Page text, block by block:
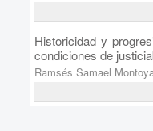
Historicidad y
condiciones de
Ramsés Samael